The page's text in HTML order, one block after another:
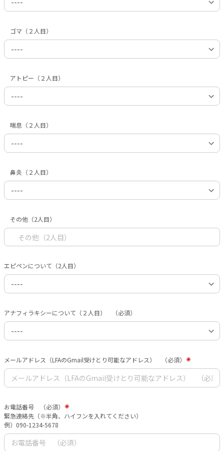
ゴマ（２人目）
アトピー（２人目）
喘息（２人目）
鼻炎（２人目）
その他（2人目）
エピペンについて（2人目）
アナフィラキシーについて（２人目） （必須）
メールアドレス（LFAのGmail受けとり可能なアドレス） （必須）
お電話番号 （必須）
緊急連絡先（※半角、ハイフンを入れてください）
例）090-1234-5678